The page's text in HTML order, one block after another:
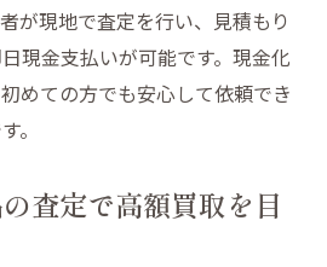
が現地で査定を行い、見積もり
現金支払いが可能です。現金化
めての方でも安心して依頼でき
。
査定で高額買取を目